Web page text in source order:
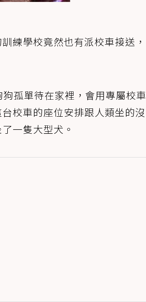
練學校竟然也有派校車接送，
孤單待在家裡，會用專屬校車
校車的座位安排跟人類坐的沒
一隻大型犬。